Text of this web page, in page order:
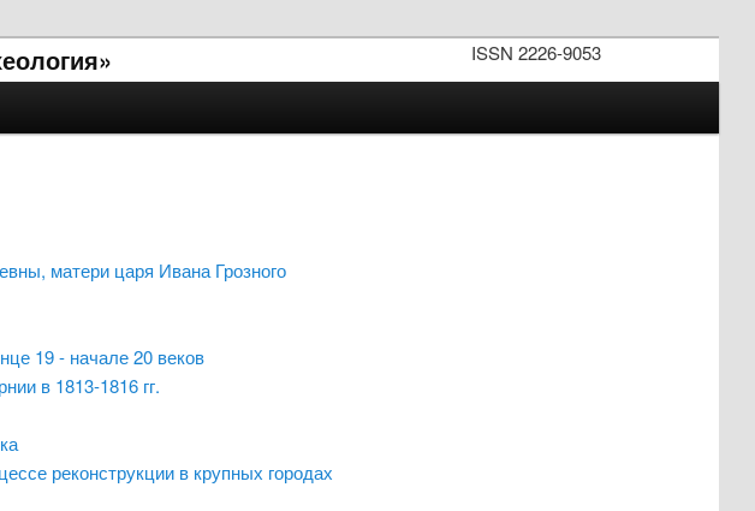
ISSN 2226-9053
матери царя Ивана Грозного
19 - начале 20 веков
в 1813-1816 гг.
реконструкции в крупных городах